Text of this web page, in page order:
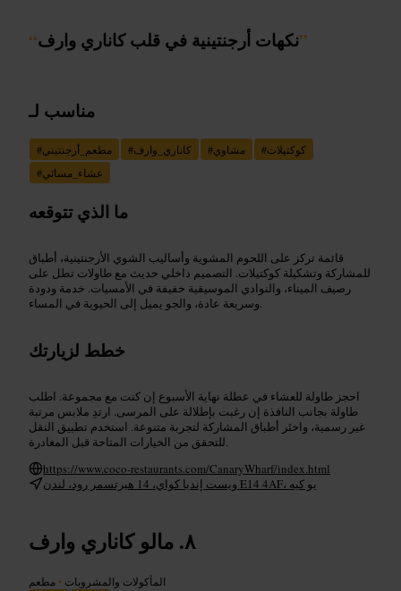
“نكهات أرجنتينية في قلب كاناري وارف”
مناسب لـ
#مطعم_أرجنتيني #كاناري_وارف #مشاوي #كوكتيلات
#عشاء_مسائي
ما الذي تتوقعه
قائمة تركز على اللحوم المشوية وأساليب الشوي الأرجنتينية، أطباق
للمشاركة وتشكيلة كوكتيلات. التصميم داخلي حديث مع طاولات تطل على
رصيف الميناء، والنوادي الموسيقية خفيفة في الأمسيات. خدمة ودودة
وسريعة عادة، والجو يميل إلى الحيوية في المساء.
خطط لزيارتك
احجز طاولة للعشاء في عطلة نهاية الأسبوع إن كنت مع مجموعة. اطلب
طاولة بجانب النافذة إن رغبت بإطلالة على المرسى. ارتدِ ملابس مرتبة
غير رسمية، واختَر أطباق المشاركة لتجربة متنوعة. استخدم تطبيق النقل
للتحقق من الخيارات المتاحة قبل المغادرة.
https://www.coco-restaurants.com/CanaryWharf/index.html
ويست إنديا كواي، 14 هيرتسمر رود، لندن E14 4AF، يو كيه
مالو كاناري وارف
المأكولات والمشروبات • مطعم